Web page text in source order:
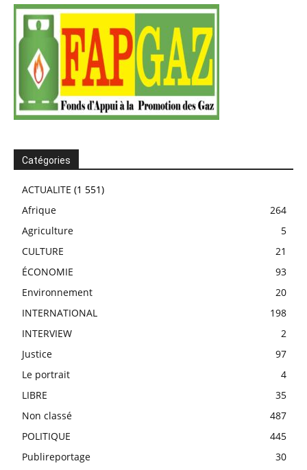
Catégories
ACTUALITE (1 551)
Afrique
264
Agriculture
5
CULTURE
21
ÉCONOMIE
93
Environnement
20
INTERNATIONAL
198
INTERVIEW
2
Justice
97
Le portrait
4
LIBRE
35
Non classé
487
POLITIQUE
445
Publireportage
30